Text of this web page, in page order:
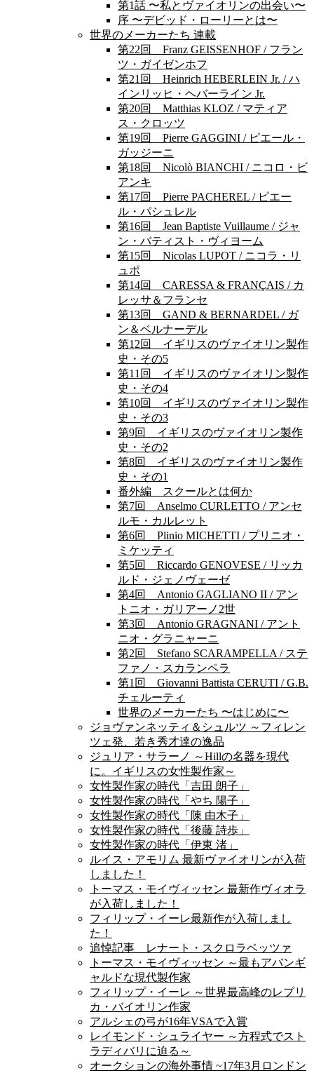
第1話 〜私とヴァイオリンの出会い〜
序 〜デビッド・ローリーとは〜
世界のメーカーたち 連載
第22回 Franz GEISSENHOF / フラン
ツ・ガイゼンホフ
第21回 Heinrich HEBERLEIN Jr. / ハ
インリッヒ・ヘバーライン Jr.
第20回 Matthias KLOZ / マティア
ス・クロッツ
第19回 Pierre GAGGINI / ピエール・
ガッジーニ
第18回 Nicolò BIANCHI / ニコロ・ビ
アンキ
第17回 Pierre PACHEREL / ピエー
ル・パシュレル
第16回 Jean Baptiste Vuillaume / ジャ
ン・バティスト・ヴィヨーム
第15回 Nicolas LUPOT / ニコラ・リ
ュポ
第14回 CARESSA & FRANÇAIS / カ
レッサ＆フランセ
第13回 GAND & BERNARDEL / ガ
ン＆ベルナーデル
第12回 イギリスのヴァイオリン製作
史・その5
第11回 イギリスのヴァイオリン製作
史・その4
第10回 イギリスのヴァイオリン製作
史・その3
第9回 イギリスのヴァイオリン製作
史・その2
第8回 イギリスのヴァイオリン製作
史・その1
番外編 スクールとは何か
第7回 Anselmo CURLETTO / アンセ
ルモ・カルレット
第6回 Plinio MICHETTI / プリニオ・
ミケッティ
第5回 Riccardo GENOVESE / リッカ
ルド・ジェノヴェーゼ
第4回 Antonio GAGLIANO II / アン
トニオ・ガリアーノ2世
第3回 Antonio GRAGNANI / アント
ニオ・グラニャーニ
第2回 Stefano SCARAMPELLA / ステ
ファノ・スカランペラ
第1回 Giovanni Battista CERUTI / G.B.
チェルーティ
世界のメーカーたち 〜はじめに〜
ジョヴァンネッティ＆シュルツ ～フィレン
ツェ発、若き秀才達の逸品
ジュリア・サラーノ ～Hillの名器を現代
に。イギリスの女性製作家～
女性製作家の時代「吉田 朗子」
女性製作家の時代「やち 陽子」
女性製作家の時代「陳 由木子」
女性製作家の時代「後藤 詩歩」
女性製作家の時代「伊東 渚」
ルイス・アモリム 最新ヴァイオリンが入荷
しました！
トーマス・モイヴィッセン 最新作ヴィオラ
が入荷しました！
フィリップ・イーレ最新作が入荷しまし
た！
追悼記事 レナート・スクロラベッツァ
トーマス・モイヴィッセン ～最もアバンギ
ャルドな現代製作家
フィリップ・イーレ ～世界最高峰のレプリ
カ・バイオリン作家
アルシェの弓が16年VSAで入賞
レイモンド・シュライヤー ～方程式でスト
ラディバリに迫る～
オークションの海外事情 ~17年3月ロンドン